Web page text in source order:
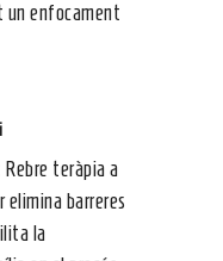
un enfocament
teràpia a
elimina barreres
la